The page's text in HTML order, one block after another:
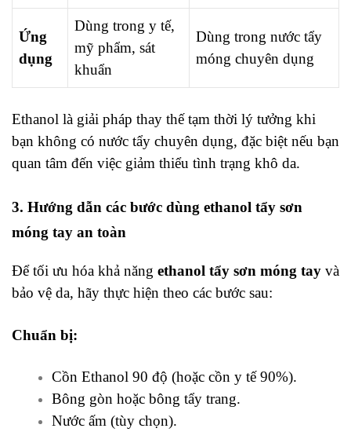
Ứng
dụng
Dùng trong y tế,
mỹ phẩm, sát
khuẩn
Dùng trong nước tẩy
móng chuyên dụng
Ethanol là giải pháp thay thế tạm thời lý tưởng khi
bạn không có nước tẩy chuyên dụng, đặc biệt nếu bạn
quan tâm đến việc giảm thiểu tình trạng khô da.
3. Hướng dẫn các bước dùng ethanol tẩy sơn
móng tay an toàn
Để tối ưu hóa khả năng ethanol tẩy sơn móng tay và
bảo vệ da, hãy thực hiện theo các bước sau:
Chuẩn bị:
Cồn Ethanol 90 độ (hoặc cồn y tế 90%).
Bông gòn hoặc bông tẩy trang.
Nước ấm (tùy chọn).